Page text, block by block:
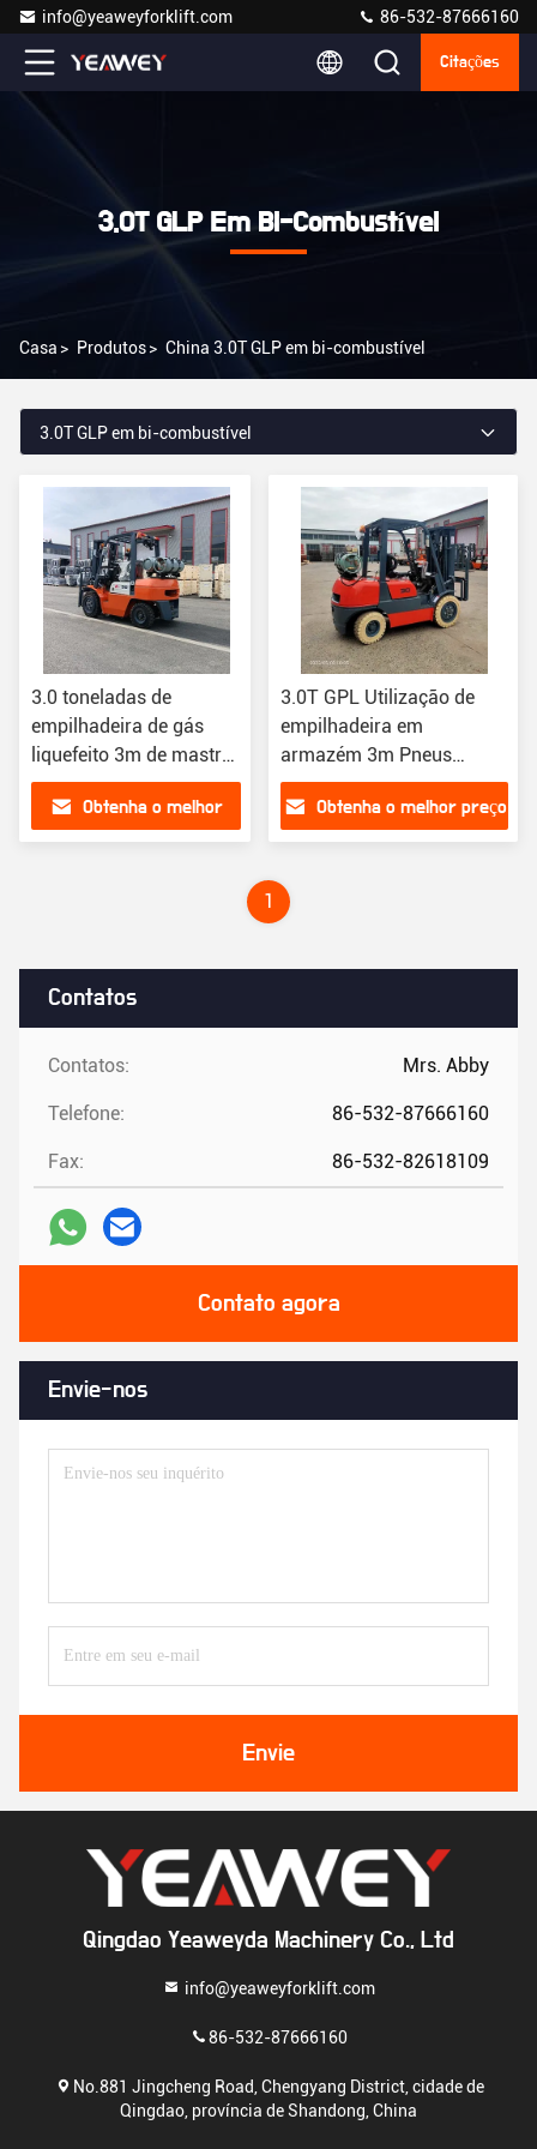
info@yeaweyforklift.com 86-532-87666160
Citações
3.0T GLP Em Bi-Combustível
Casa > Produtos> China 3.0T GLP em bi-combustível
Contatos
Contatos: Mrs. Abby
Telefone: 86-532-87666160
Fax: 86-532-82618109
Contato agora
Envie-nos
Envie
3.0T GLP em bi-combustível
3.0 toneladas de
empilhadeira de gás
liquefeito 3m de mastro
Pneus sólidos de
combustível duplo
Empilhadeira de
Obtenha o melhor
3.0T GPL Utilização de
empilhadeira em
armazém 3m Pneus
sólidos de mastro
empilhadeira de
combustível duplo
Obtenha o melhor preço
1
Qingdao Yeaweyda Machinery Co., Ltd
info@yeaweyforklift.com
86-532-87666160
No.881 Jingcheng Road, Chengyang District, cidade de
Qingdao, província de Shandong, China